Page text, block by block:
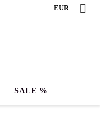
EUR
SALE %